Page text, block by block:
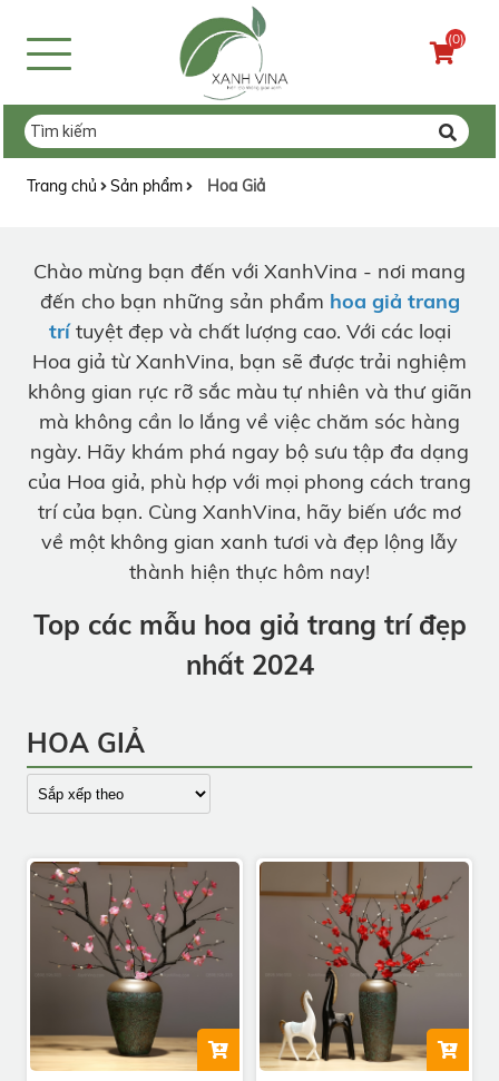
(0)
Trang chủ Sản phẩm Hoa Giả
Chào mừng bạn đến với XanhVina - nơi mang
đến cho bạn những sản phẩm hoa giả trang
trítuyệt đẹp và chất lượng cao. Với các loại
Hoa giả từ XanhVina, bạn sẽ được trải nghiệm
không gian rực rỡ sắc màu tự nhiên và thư giãn
mà không cần lo lắng về việc chăm sóc hàng
ngày. Hãy khám phá ngay bộ sưu tập đa dạng
của Hoa giả, phù hợp với mọi phong cách trang
trí của bạn. Cùng XanhVina, hãy biến ước mơ
về một không gian xanh tươi và đẹp lộng lẫy
thành hiện thực hôm nay!
Top các mẫu hoa giả trang trí đẹp
nhất 2024
HOA GIẢ